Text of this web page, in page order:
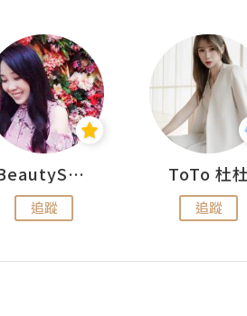
BeautySearch
追蹤
ToTo 杜
追蹤